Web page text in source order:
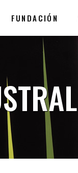
FUNDACIÓN